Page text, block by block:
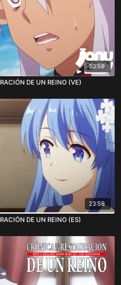
23:58
DE UN REINO (VE)
23:58
DE UN REINO (ES)